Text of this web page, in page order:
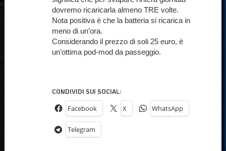
dovremo ricaricarla almeno TRE volte.
Nota positiva è che la batteria si ricarica in
meno di un’ora.
Considerando il prezzo di soli 25 euro, è
un’ottima pod-mod da passeggio.
CONDIVIDI SUI SOCIAL:
Facebook X WhatsApp
Telegram